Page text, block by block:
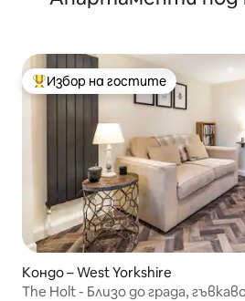
Най-популярен избор на гостите
Избор на гостите
Кондо – West Yorkshire
The Holt - Близо до града,